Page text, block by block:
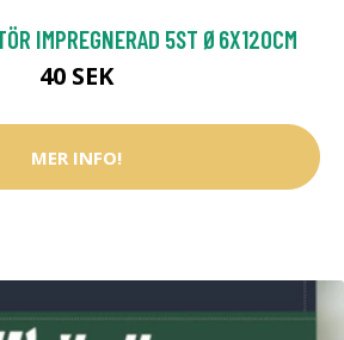
IMPREGNERAD 5ST Ø6X120CM
40 SEK
MER INFO!